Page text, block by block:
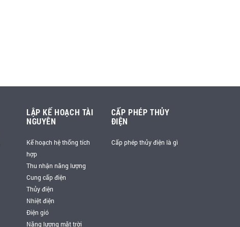
LẬP KẾ HOẠCH TÀI
NGUYÊN
Kế hoạch hệ thống tích
hợp
Thu nhận năng lượng
Cung cấp điện
Thủy điện
Nhiệt điện
Điện gió
Năng lượng mặt trời
CẤP PHÉP THỦY
ĐIỆN
Cấp phép thủy điện là gì